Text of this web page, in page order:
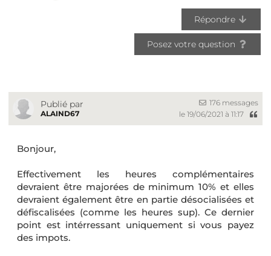
Répondre
Posez votre question
Publié par
ALAIND67
176 messages
le 19/06/2021 à 11:17
Bonjour,
Effectivement les heures complémentaires
devraient être majorées de minimum 10% et elles
devraient également être en partie désocialisées et
défiscalisées (comme les heures sup). Ce dernier
point est intérressant uniquement si vous payez
des impots.